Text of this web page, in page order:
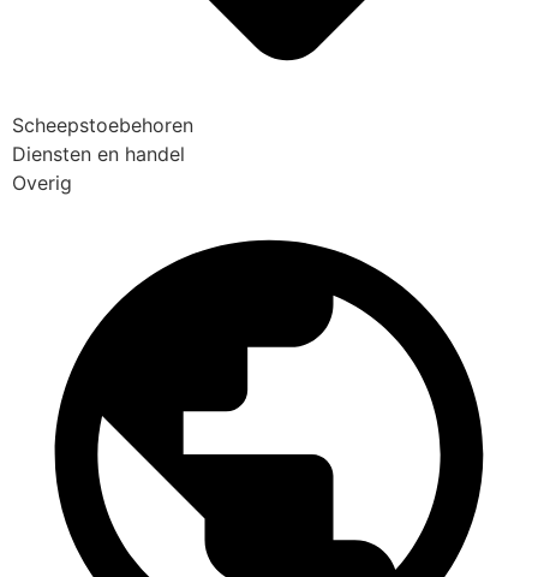
Scheepstoebehoren
Diensten en handel
Overig